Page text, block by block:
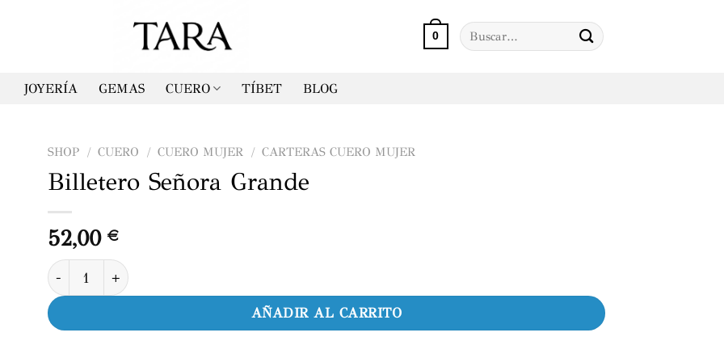
0
Buscar
por:
JOYERÍA GEMAS CUERO TÍBET BLOG
SHOP / CUERO / CUERO MUJER / CARTERAS CUERO MUJER
Billetero Señora Grande
52,00 €
Billetero Señora Grande cantidad
AÑADIR AL CARRITO